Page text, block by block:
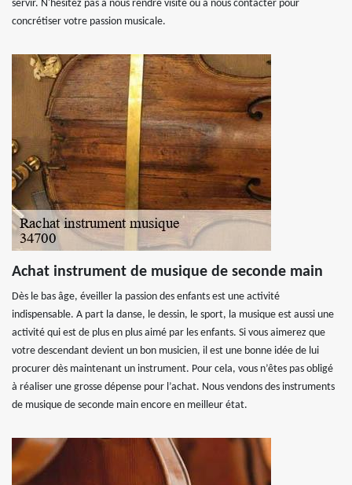
servir. N'hésitez pas à nous rendre visite ou à nous contacter pour
concrétiser votre passion musicale.
Achat instrument de musique de seconde main
Dès le bas âge, éveiller la passion des enfants est une activité
indispensable. A part la danse, le dessin, le sport, la musique est aussi une
activité qui est de plus en plus aimé par les enfants. Si vous aimerez que
votre descendant devient un bon musicien, il est une bonne idée de lui
procurer dès maintenant un instrument. Pour cela, vous n’êtes pas obligé
à réaliser une grosse dépense pour l’achat. Nous vendons des instruments
de musique de seconde main encore en meilleur état.